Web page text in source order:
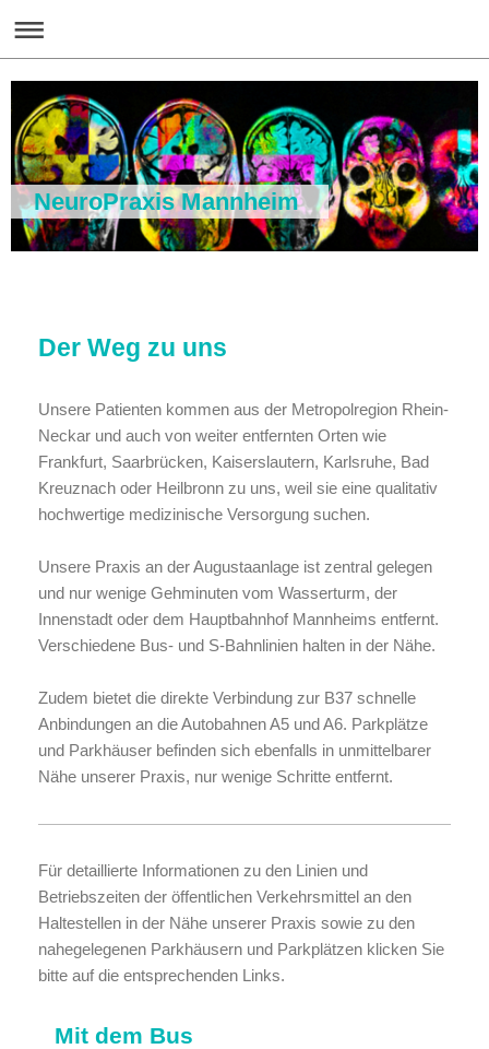
NeuroPraxis Mannheim
Der Weg zu uns
Unsere Patienten kommen aus der Metropolregion Rhein-
Neckar und auch von weiter entfernten Orten wie
Frankfurt, Saarbrücken, Kaiserslautern, Karlsruhe, Bad
Kreuznach oder Heilbronn zu uns, weil sie eine qualitativ
hochwertige medizinische Versorgung suchen.
Unsere Praxis an der Augustaanlage ist zentral gelegen
und nur wenige Gehminuten vom Wasserturm, der
Innenstadt oder dem Hauptbahnhof Mannheims entfernt.
Verschiedene Bus- und S-Bahnlinien halten in der Nähe.
Zudem bietet die direkte Verbindung zur B37 schnelle
Anbindungen an die Autobahnen A5 und A6. Parkplätze
und Parkhäuser befinden sich ebenfalls in unmittelbarer
Nähe unserer Praxis, nur wenige Schritte entfernt.
Für detaillierte Informationen zu den Linien und
Betriebszeiten der öffentlichen Verkehrsmittel an den
Haltestellen in der Nähe unserer Praxis sowie zu den
nahegelegenen Parkhäusern und Parkplätzen klicken Sie
bitte auf die entsprechenden Links.
Mit dem Bus